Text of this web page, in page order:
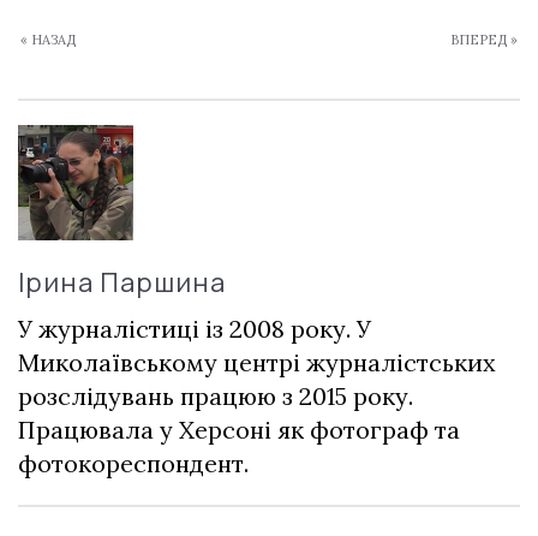
« НАЗАД ВПЕРЕД »
Ірина Паршина
У журналістиці із 2008 року. У
Миколаївському центрі журналістських
розслідувань працюю з 2015 року.
Працювала у Херсоні як фотограф та
фотокореспондент.